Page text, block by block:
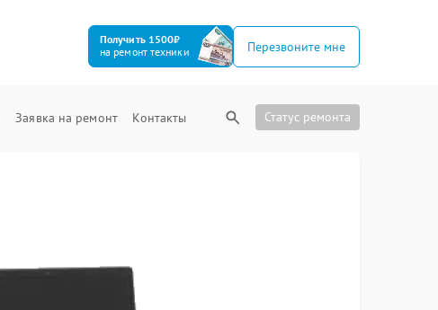
Получить 1500₽
на ремонт техники
Перезвоните мне
Заявка на ремонт Контакты Статус ремонта